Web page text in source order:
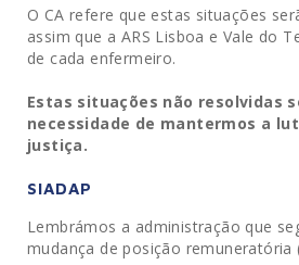
O CA refere que estas situações
assim que a ARS Lisboa e Vale do
de cada enfermeiro.
Estas situações não resolvidas
necessidade de mantermos a
justiça.
SIADAP
Lembrámos a administração que
mudança de posição remuneratória